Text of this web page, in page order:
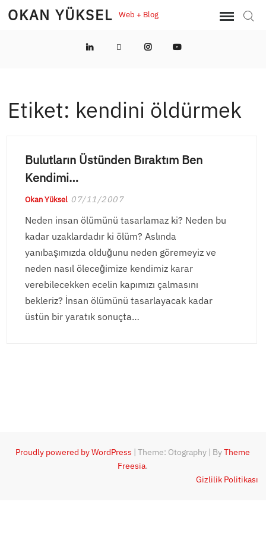
SkipOKAN YÜKSEL Web + Blog
LinkedInTwitterInstagramYouTube
Etiket: kendini öldürmek
Bulutların Üstünden Bıraktım Ben
Kendimi…
Okan Yüksel 07/11/2007
Neden insan ölümünü tasarlamaz ki? Neden bu
kadar uzaklardadır ki ölüm? Aslında
yanıbaşımızda olduğunu neden göremeyiz ve
neden nasıl öleceğimize kendimiz karar
verebilecekken ecelin kapımızı çalmasını
bekleriz? İnsan ölümünü tasarlayacak kadar
üstün bir yaratık sonuçta…
Proudly powered by WordPress |Theme: Otography | ByTheme
Freesia.
Gizlilik Politikası